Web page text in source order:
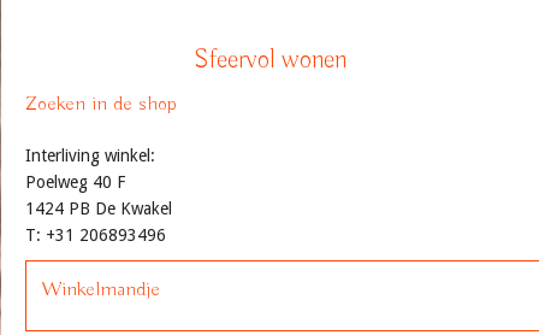
Sfeervol wonen
Zoeken in de shop
Interliving winkel:
Poelweg 40 F
1424 PB De Kwakel
T: +31 206893496
Winkelmandje